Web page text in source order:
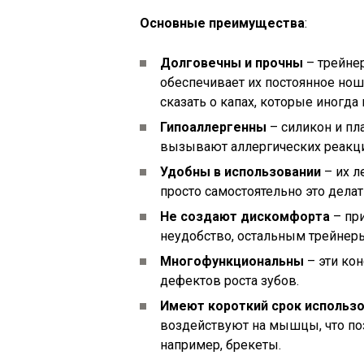
Основные преимущества:
Долговечны и прочны –
обеспечивает их постоянное
сказать о капах, которые
Гипоаллергенны – силикон и
вызывают аллергических
Удобны в использовании – их
просто самостоятельно это
Не создают дискомфорта –
неудобство, остальным
Многофункциональны – эти
дефектов роста зубов.
Имеют короткий срок
воздействуют на мышцы, что
например, брекеты.